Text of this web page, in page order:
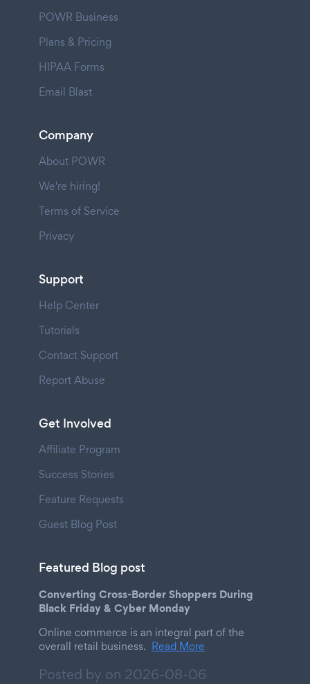
POWR Business
Plans & Pricing
HIPAA Forms
Email Blast
Company
About POWR
We're hiring!
Terms of Service
Privacy
Support
Help Center
Tutorials
Contact Support
Report Abuse
Get Involved
Affiliate Program
Success Stories
Feature Requests
Guest Blog Post
Featured Blog post
Converting Cross-Border Shoppers During
Black Friday & Cyber Monday
Online commerce is an integral part of the
overall retail business. Read More
Posted by on 2026-08-06